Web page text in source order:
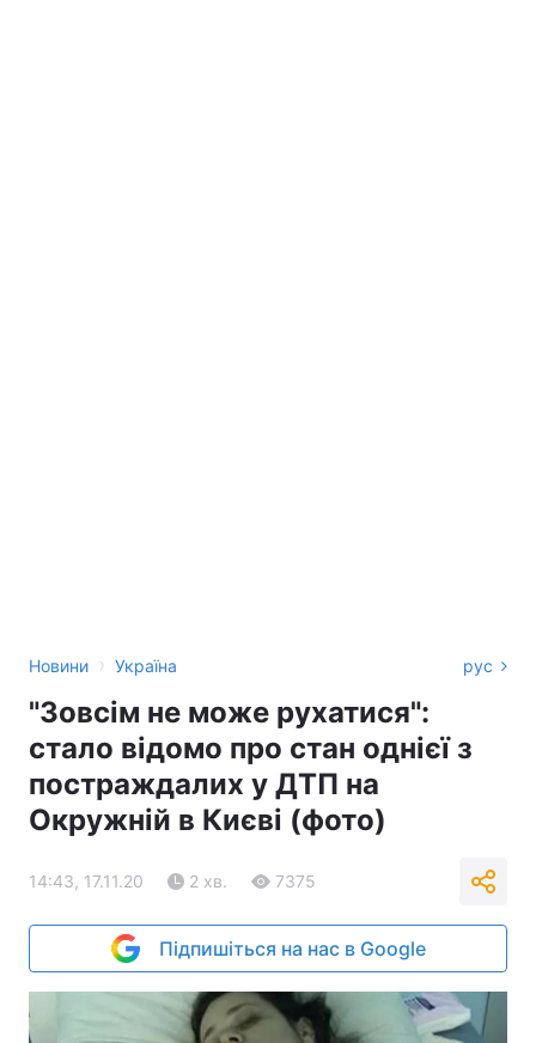
Новини › Україна рус
"Зовсім не може рухатися":
стало відомо про стан однієї з
постраждалих у ДТП на
Окружній в Києві (фото)
14:43, 17.11.20 2 хв. 7375
Підпишіться на нас в Google